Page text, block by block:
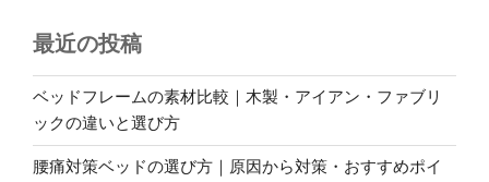
最近の投稿
ベッドフレームの素材比較｜木製・アイアン・ファブリ
ックの違いと選び方
腰痛対策ベッドの選び方｜原因から対策・おすすめポイ